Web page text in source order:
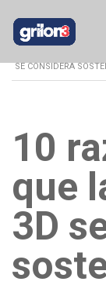
SE CONSIDERA
10
que
3D